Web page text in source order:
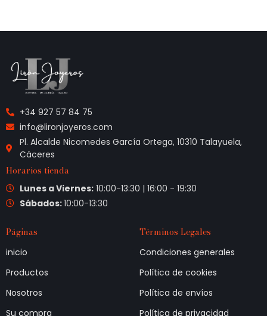
+34 927 57 84 75
info@lironjoyeros.com
Pl. Alcalde Nicomedes García Ortega, 10310 Talayuela,
Cáceres
Horarios tienda
Lunes a Viernes:10:00-13:30 | 16:00 - 19:30
Sábados:10:00-13:30
Páginas
inicio
Productos
Nosotros
Su compra
Términos Legales
Condiciones generales
Política de cookies
Política de envíos
Política de privacidad